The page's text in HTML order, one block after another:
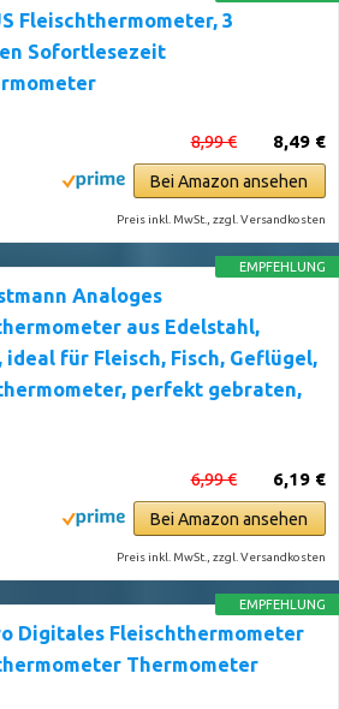
Fleischthermometer, 3
Sofortlesezeit
8,49 €
8,99 €
Bei Amazon ansehen
Preis inkl. MwSt., zzgl. Versandkosten
EMPFEHLUNG
Analoges
aus Edelstahl,
ideal für Fleisch, Fisch, Geflügel,
perfekt gebraten,
6,19 €
6,99 €
Bei Amazon ansehen
Preis inkl. MwSt., zzgl. Versandkosten
EMPFEHLUNG
Digitales Fleischthermometer
Thermometer